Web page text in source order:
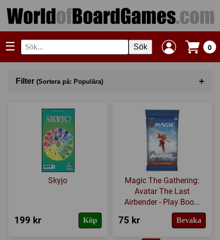
☰ Sök 0
Filter (Sortera på: Populära) +
Kategori
Tillverkare
Skyjo
199 kr Köp
Magic The Gathering:
Avatar The Last
Airbender - Play Boo...
75 kr Bevaka